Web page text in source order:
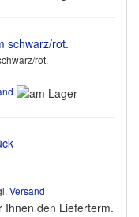
rot.
Versand